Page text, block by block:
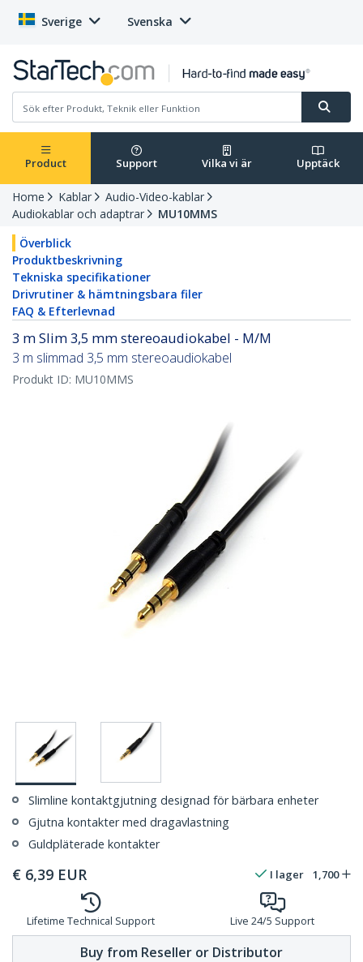
Sverige Svenska
Product Support Vilka vi är Upptäck
Home Kablar
Audio-Video-kablar
Audiokablar och adaptrar
MU10MMS
Överblick
Produktbeskrivning
Tekniska specifikationer
Drivrutiner & hämtningsbara filer
FAQ & Efterlevnad
3 m Slim 3,5 mm stereoaudiokabel - M/M
3 m slimmad 3,5 mm stereoaudiokabel
Produkt ID: MU10MMS
Slimline kontaktgjutning designad för bärbara enheter
Gjutna kontakter med dragavlastning
Guldpläterade kontakter
€ 6,39 EUR I lager 1,700
Lifetime Technical Support Live 24/5 Support
Buy from Reseller or Distributor